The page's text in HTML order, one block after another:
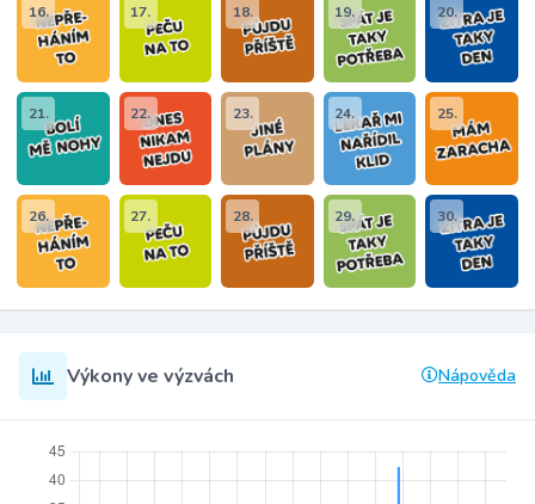
16. 17. 18. 19. 20.
21. 22. 23. 24. 25.
26. 27. 28. 29. 30.
Výkony ve výzvách Nápověda